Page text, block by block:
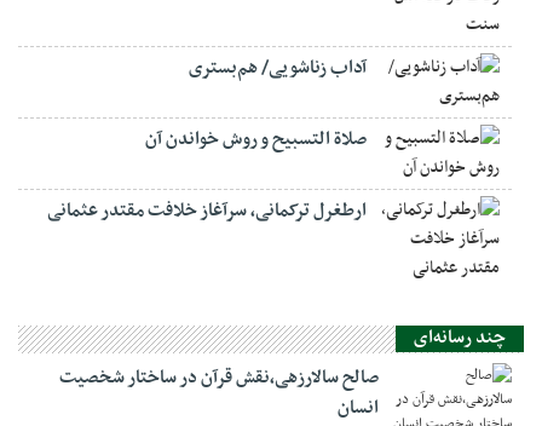
آداب زناشویی/ هم‌بستری
صلاة التسبيح و روش خواندن آن
ارطغرل ترکمانی، سرآغاز خلافت مقتدر عثمانی
چند رسانه‌ای
صالح سالارزهی،‌نقش قرآن در ساختار شخصیت
انسان